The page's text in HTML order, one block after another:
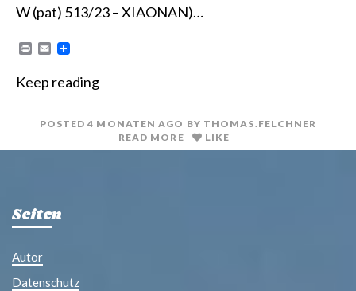
W (pat) 513/23 – XIAONAN)…
n
E
i
Keep reading
POSTED4 MONATEN AGO BY THOMAS.FELCHNER
READ MORE
LIKE
Seiten
Autor
Datenschutz